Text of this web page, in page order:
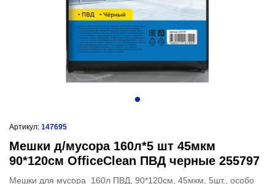
Артикул: 147695
Мешки д/мусора 160л*5 шт 45мкм
90*120см OfficeClean ПВД черные 255797
Мешки для мусора 160л ПВД, 90*120см, 45мкм, 5шт., особо